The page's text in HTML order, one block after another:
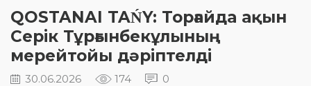
QOSTANAI TAŃY: Торғайда ақын
Серік Тұрғынбекұлының
мерейтойы дәріптелді
30.06.2026 174 0